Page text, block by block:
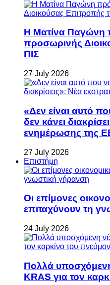
Η Ματίνα Παγώνη
προσωρινής
ΠΙΣ
27 July 2026
«Δεν είναι αυτό
δεν κάνει
ενημέρωσης της
27 July 2026
Επιστήμη
Οι επίμονες
επιταχύνουν τη
24 July 2026
Πολλά
KRAS για τον